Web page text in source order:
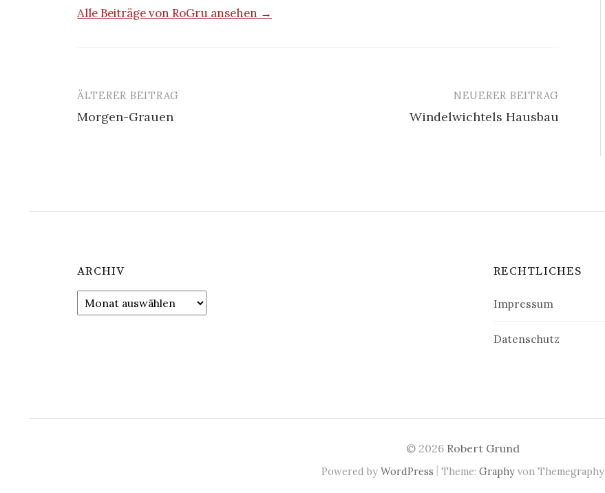
Alle Beiträge von RoGru ansehen →
Beitrags-
Navigation
ÄLTERER BEITRAG
Morgen-Grauen
NEUERER BEITRAG
Windelwichtels Hausbau
ARCHIV
Archiv
RECHTLICHES
Impressum
Datenschutz
© 2026 Robert Grund
Powered by WordPress | Theme: Graphyvon Themegraphy